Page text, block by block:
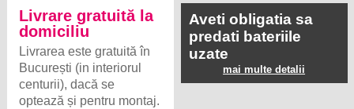
Livrare gratuită la
domiciliu
Livrarea este gratuită în
București (in interiorul
centurii), dacă se
optează și pentru montaj.
Aveti obligatia sa
predati bateriile
uzate
mai multe detalii